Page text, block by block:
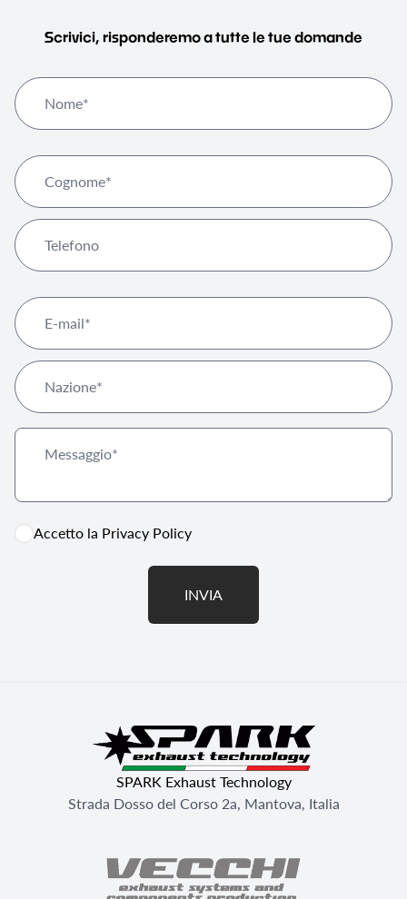
Scrivici, risponderemo a tutte le tue domande
Accetto la Privacy Policy
INVIA
SPARK Exhaust Technology
Strada Dosso del Corso 2a, Mantova, Italia